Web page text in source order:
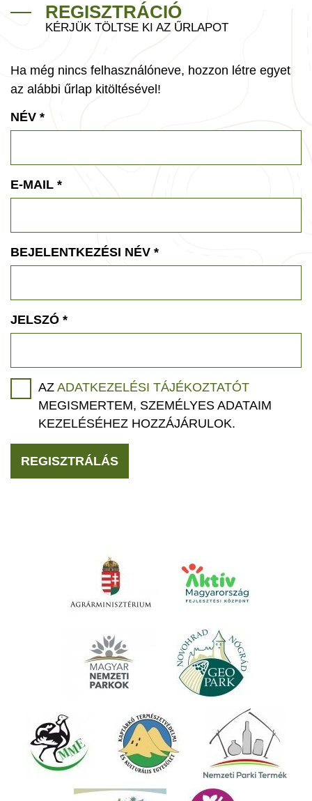
REGISZTRÁCIÓ
KÉRJÜK TÖLTSE KI AZ ŰRLAPOT
Ha még nincs felhasználóneve, hozzon létre egyet
az alábbi űrlap kitöltésével!
NÉV *
E-MAIL *
BEJELENTKEZÉSI NÉV *
JELSZÓ *
AZ ADATKEZELÉSI TÁJÉKOZTATÓT
MEGISMERTEM, SZEMÉLYES ADATAIM
KEZELÉSÉHEZ HOZZÁJÁRULOK.
REGISZTRÁLÁS